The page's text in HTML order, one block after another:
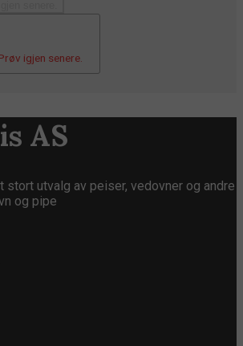
igjen senere.
AS
stort utvalg av peiser, vedovner og andre
og pipe